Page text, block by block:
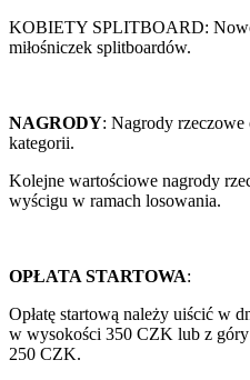
KOBIETY SPLITBOARD:
miłośniczek splitboardów.
NAGRODY: Nagrody
kategorii.
Kolejne wartościowe nagrody
wyścigu w ramach losowania.
OPŁATA STARTOWA:
Opłatę startową należy uiścić w
w wysokości 350 CZK lub z
250 CZK.